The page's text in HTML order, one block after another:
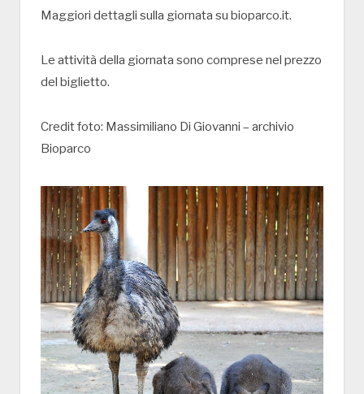
Maggiori dettagli sulla giornata su bioparco.it.
Le attività della giornata sono comprese nel prezzo
del biglietto.
Credit foto: Massimiliano Di Giovanni – archivio
Bioparco